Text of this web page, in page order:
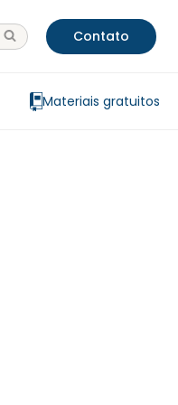
Contato
Materiais gratuitos